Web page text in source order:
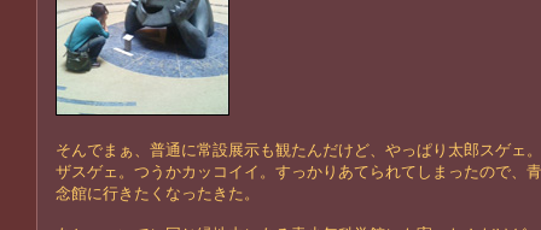
そんでまぁ、普通に常設展示も観たんだけど、やっぱり太郎スゲェ
ザスゲェ。つうかカッコイイ。すっかりあてられてしまったので、
念館に行きたくなったきた。